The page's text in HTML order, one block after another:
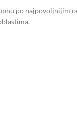
po najpovoljnijim